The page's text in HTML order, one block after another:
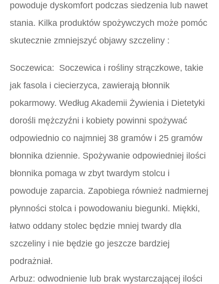
powoduje dyskomfort podczas siedzenia lub nawet
stania. Kilka produktów spożywczych może pomóc
skutecznie zmniejszyć objawy szczeliny :
Soczewica: Soczewica i rośliny strączkowe, takie
jak fasola i ciecierzyca, zawierają błonnik
pokarmowy. Według Akademii Żywienia i Dietetyki
dorośli mężczyźni i kobiety powinni spożywać
odpowiednio co najmniej 38 gramów i 25 gramów
błonnika dziennie. Spożywanie odpowiedniej ilości
błonnika pomaga w zbyt twardym stolcu i
powoduje zaparcia. Zapobiega również nadmiernej
płynności stolca i powodowaniu biegunki. Miękki,
łatwo oddany stolec będzie mniej twardy dla
szczeliny i nie będzie go jeszcze bardziej
podrażniał.
Arbuz: odwodnienie lub brak wystarczającej ilości